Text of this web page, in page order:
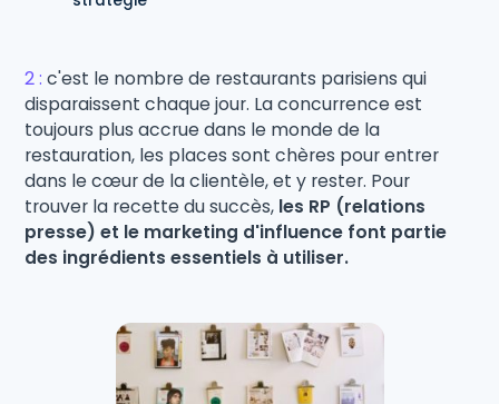
2 : c'est le nombre de restaurants parisiens qui
disparaissent chaque jour. La concurrence est
toujours plus accrue dans le monde de la
restauration, les places sont chères pour entrer
dans le cœur de la clientèle, et y rester. Pour
trouver la recette du succès, les RP (relations
presse) et le marketing d'influence font partie
des ingrédients essentiels à utiliser.